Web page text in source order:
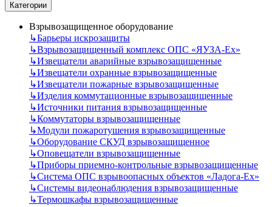
Категории
Взрывозащищенное оборудование
↳Барьеры искрозащиты
↳Взрывозащищенный комплекс ОПС «ЯУЗА-Ех»
↳Извещатели аварийные взрывозащищенные
↳Извещатели охранные взрывозащищенные
↳Извещатели пожарные взрывозащищенные
↳Изделия коммутационные взрывозащищенные
↳Источники питания взрывозащищенные
↳Коммутаторы взрывозащищенные
↳Модули пожаротушения взрывозащищенные
↳Оборудование СКУД взрывозащищенное
↳Оповещатели взрывозащищенные
↳Приборы приемно-контрольные взрывозащищенные
↳Система ОПС взрывоопасных объектов «Ладога-Ex»
↳Системы видеонаблюдения взрывозащищенные
↳Термошкафы взрывозащищенные